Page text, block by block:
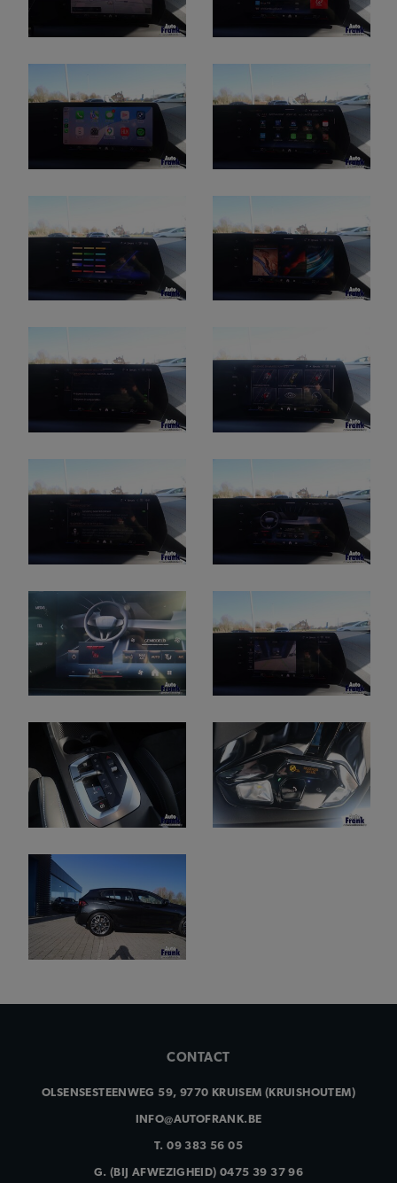
CONTACT
OLSENSESTEENWEG 59, 9770 KRUISEM (KRUISHOUTEM)
INFO@AUTOFRANK.BE
T.09 383 56 05
G.(BIJ AFWEZIGHEID) 0475 39 37 96